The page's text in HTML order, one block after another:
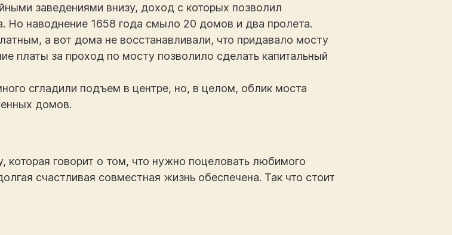
заведениями внизу, доход с которых позволил
Но наводнение 1658 года смыло 20 домов и два пролета.
а вот дома не восстанавливали, что придавало мосту
платы за проход по мосту позволило сделать капитальный
сгладили подъем в центре, но, в целом, облик моста
домов.
которая говорит о том, что нужно поцеловать любимого
счастливая совместная жизнь обеспечена. Так что стоит